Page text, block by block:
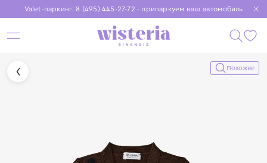
Valet-паркинг: 8 (495) 445-27-72 - припаркуем ваш автомобиль
Бесплатная доставка при заказе от 15 000 ₽
Установите приложение, чтобы покупки были еще удобнее
Похожие